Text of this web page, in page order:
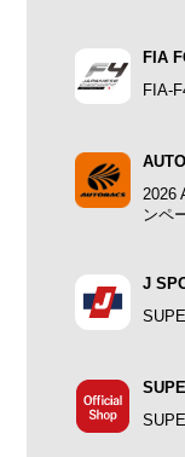
FIA
FIA-
2026
ンペ
J